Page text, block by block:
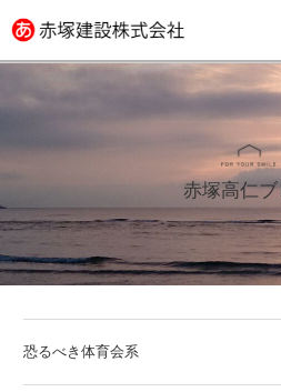
赤塚高仁
恐るべき体育会系